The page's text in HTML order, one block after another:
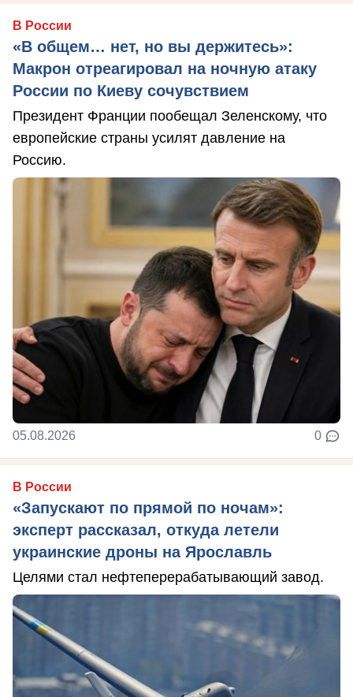
В России
«В общем… нет, но вы держитесь»:
Макрон отреагировал на ночную атаку
России по Киеву сочувствием
Президент Франции пообещал Зеленскому, что
европейские страны усилят давление на
Россию.
05.08.2026 0
В России
«Запускают по прямой по ночам»:
эксперт рассказал, откуда летели
украинские дроны на Ярославль
Целями стал нефтеперерабатывающий завод.